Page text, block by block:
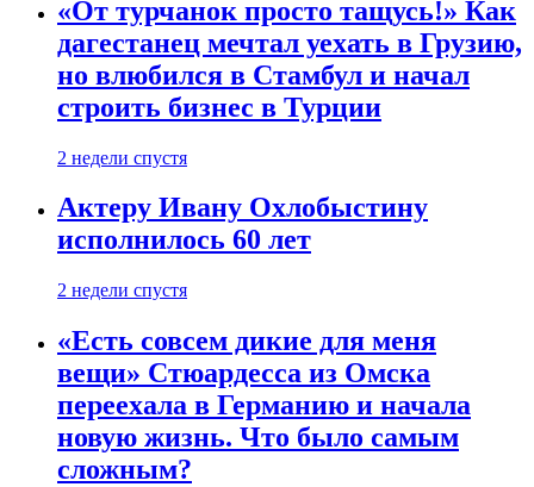
«От турчанок просто тащусь!» Как
дагестанец мечтал уехать в Грузию,
но влюбился в Стамбул и начал
строить бизнес в Турции
2 недели спустя
Актеру Ивану Охлобыстину
исполнилось 60 лет
2 недели спустя
«Есть совсем дикие для меня
вещи» Стюардесса из Омска
переехала в Германию и начала
новую жизнь. Что было самым
сложным?